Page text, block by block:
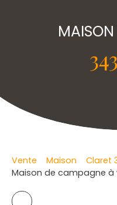
Vente Maison
Claret
Maison de campagne à